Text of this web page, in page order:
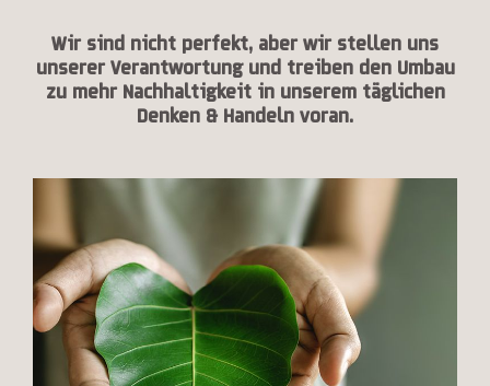
Wir sind nicht perfekt, aber wir stellen uns
unserer Verantwortung und treiben den Umbau
zu mehr Nachhaltigkeit in unserem täglichen
Denken & Handeln voran.